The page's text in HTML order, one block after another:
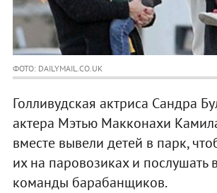
ФОТО: DAILYMAIL.CO.UK
Голливудская актриса Сандра
актера Мэтью Макконахи
вместе вывели детей в парк,
их на паровозиках и послушать
команды барабанщиков.